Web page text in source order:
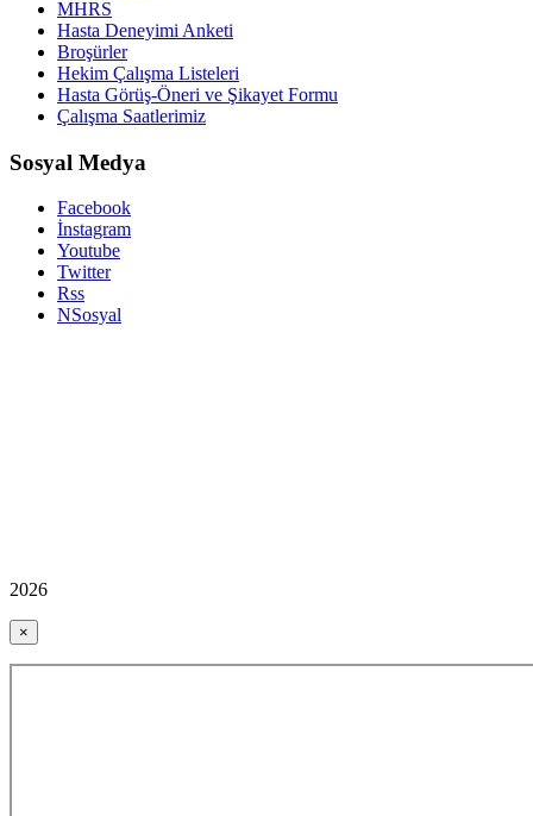
MHRS
Hasta Deneyimi Anketi
Broşürler
Hekim Çalışma Listeleri
Hasta Görüş-Öneri ve Şikayet Formu
Çalışma Saatlerimiz
Sosyal Medya
Facebook
İnstagram
Youtube
Twitter
Rss
NSosyal
2026
×